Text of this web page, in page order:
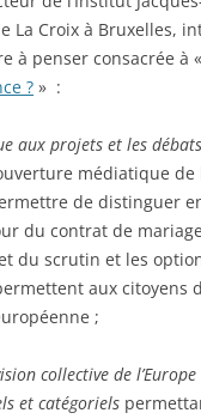
La Croix à Bruxelles,
à penser consacrée à «
? » :
aux projets et les
médiatique de
de distinguer
du contrat de
du scrutin et les
aux citoyens
;
collective de
et catégoriels